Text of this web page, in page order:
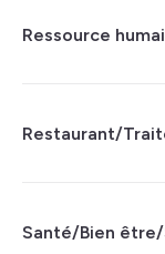
Ressource
Restaurant/
Santé/Bien